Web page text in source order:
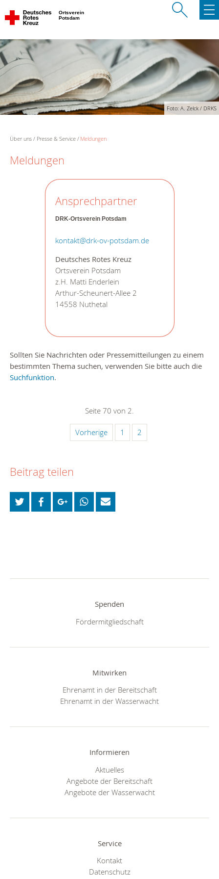
Ortsverein
Potsdam
Foto: A. Zelck / DRKS
Über uns Presse & Service Meldungen
Meldungen
Ansprechpartner
DRK-Ortsverein Potsdam
kontakt@drk-ov-potsdam.de
Deutsches Rotes Kreuz
Ortsverein Potsdam
z.H. Matti Enderlein
Arthur-Scheunert-Allee 2
14558 Nuthetal
Sollten Sie Nachrichten oder Pressemitteilungen zu einem
bestimmten Thema suchen, verwenden Sie bitte auch die
Suchfunktion.
Seite 70 von 2.
Vorherige 1 2
Beitrag teilen
Spenden
Fördermitgliedschaft
Mitwirken
Ehrenamt in der Bereitschaft
Ehrenamt in der Wasserwacht
Informieren
Aktuelles
Angebote der Bereitschaft
Angebote der Wasserwacht
Service
Kontakt
Datenschutz